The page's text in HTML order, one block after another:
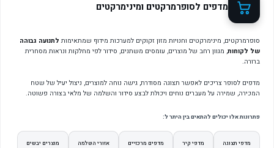
מדפים לסופרמרקטים ומינימרקטים
סופרמרקטים, מינימרקטים וחנויות מזון זקוקים למערכות מידוף שמתאימות לתנועה גבוהה
של לקוחות, מגוון רחב של מוצרים, עומסים משתנים, סידור לפי מחלקות ונראות מסחרית
ברורה.
מדפים לסופר צריכים לאפשר תצוגה מסודרת, גישה נוחה למוצרים, ניצול יעיל של שטח
המכירה, שמירה על מעברים נוחים ויכולת לבצע סידור והשלמה של מלאי בצורה פשוטה.
פתרונות אלו יכולים להתאים בין היתר ל:
מדפי תצוגה מדפי קיר מדפים מרכזיים אזורי השלמה מוצרים יבשים